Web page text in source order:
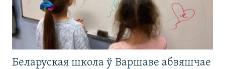
Беларуская школа ў Варшаве абвяшчае